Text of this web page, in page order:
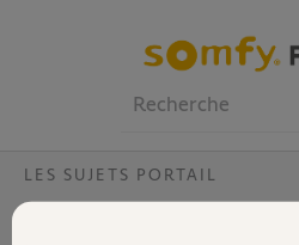
Volet
LES SUJETS PORTAIL